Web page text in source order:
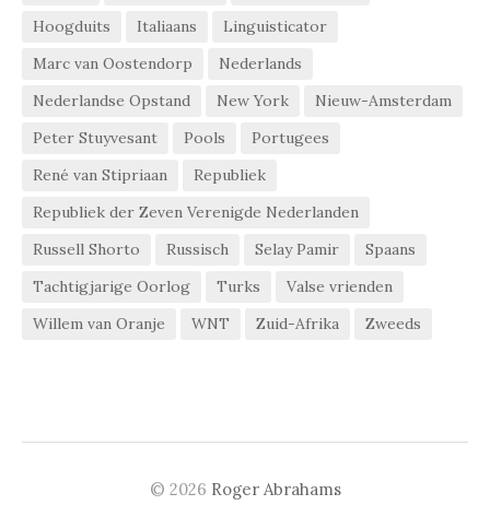
Hoogduits
Italiaans
Linguisticator
Marc van Oostendorp
Nederlands
Nederlandse Opstand
New York
Nieuw-Amsterdam
Peter Stuyvesant
Pools
Portugees
René van Stipriaan
Republiek
Republiek der Zeven Verenigde Nederlanden
Russell Shorto
Russisch Selay Pamir
Spaans
Tachtigjarige Oorlog
Turks
Valse vrienden
Willem van Oranje
WNT Zuid-Afrika Zweeds
© 2026 Roger Abrahams